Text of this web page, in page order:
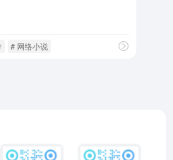
# 网络小说